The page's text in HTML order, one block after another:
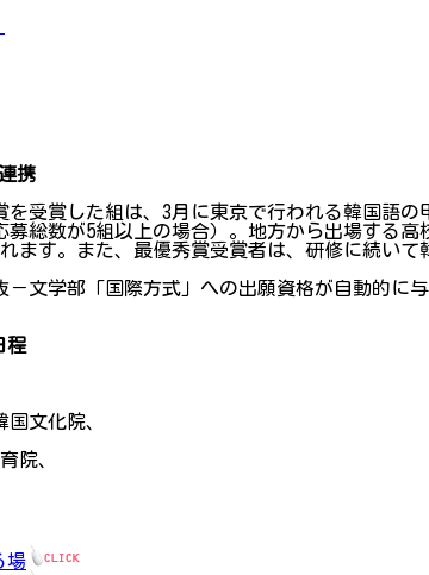
携
受賞した組は、3月に東京で行われる韓国語
総数が5組以上の場合）。地方から出場する
ます。また、最優秀賞受賞者は、研修に続い
文学部「国際方式」への出願資格が自動的に与
程
文化院、
院、
場